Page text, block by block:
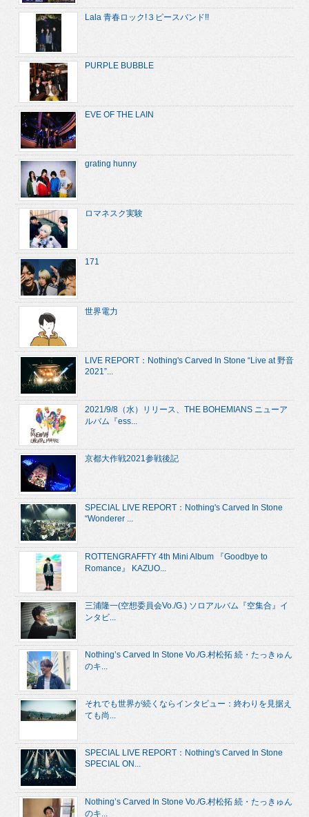
Lala 青春ロック!３ピースバンド!!
PURPLE BUBBLE
EVE OF THE LAIN
grating hunny
ロマネスク実験
171
世界電力
LIVE REPORT：Nothing's Carved In Stone “Live at 野音
2021”...
2021/9/8（水）リリース、THE BOHEMIANS ニューア
ルバム『ess...
京都大作戦2021参戦後記
SPECIAL LIVE REPORT：Nothing's Carved In Stone
“Wonderer ...
ROTTENGRAFFTY 4th Mini Album 『Goodbye to
Romance』 KAZUO...
三浦隆一(空想委員会Vo./G.) ソロアルバム『空集合』イ
ンタビ...
Nothing’s Carved In Stone Vo./G.村松拓 続・たっきゅん
のキ...
それでも世界が続くならインタビュー：終わりを見据え
ても尚...
SPECIAL LIVE REPORT：Nothing's Carved In Stone
SPECIAL ON...
Nothing’s Carved In Stone Vo./G.村松拓 続・たっきゅん
のキ...